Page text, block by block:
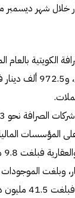
مليون دينار ببند
دينار، واما